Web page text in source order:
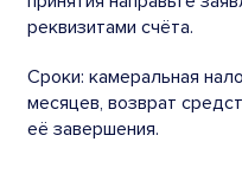
реквизитами счёта.
Сроки: камеральная
месяцев, возврат
её завершения.